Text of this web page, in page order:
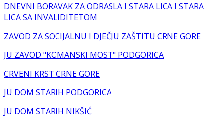
DNEVNI BORAVAK ZA ODRASLA I STARA LICA I STARA
LICA SA INVALIDITETOM
ZAVOD ZA SOCIJALNU I DJEČJU ZAŠTITU CRNE GORE
JU ZAVOD "KOMANSKI MOST" PODGORICA
CRVENI KRST CRNE GORE
JU DOM STARIH PODGORICA
JU DOM STARIH NIKŠIĆ